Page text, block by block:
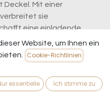
Deckel. Mit einer
sie
eine einladende
wird das schöne
Aufbewahrungsobjekt
Versandkosten
Website, um Ihnen ein
Cookie-Richtlinien
essentielle Ich stimme zu